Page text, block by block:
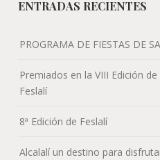
ENTRADAS RECIENTES
PROGRAMA DE FIESTAS DE
Premiados en la VIII Edición
Feslalí
8ª Edición de Feslalí
Alcalalí un destino para